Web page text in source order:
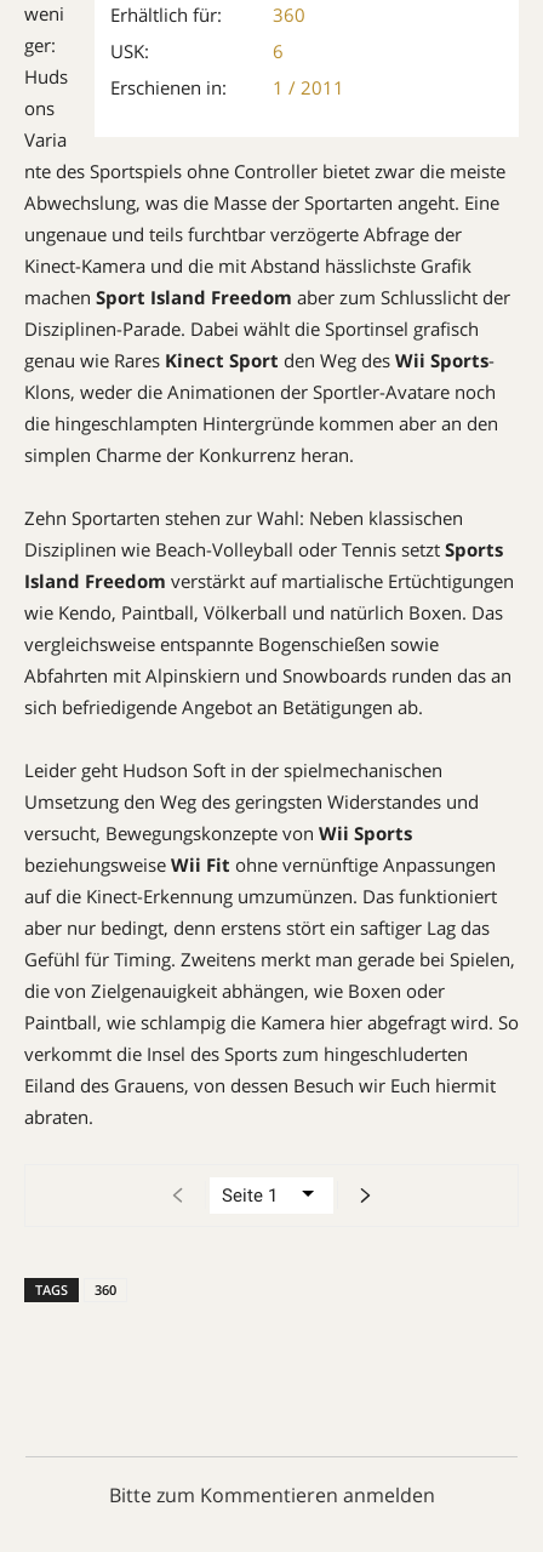
Erhältlich für:
360
USK:
6
Erschienen in:
1 / 2011
weni
ger:
Huds
ons
Varia
nte des Sportspiels ohne Controller bietet zwar die meiste
Abwechslung, was die Masse der Sportarten angeht. Eine
ungenaue und teils furchtbar verzögerte Abfrage der
Kinect-Kamera und die mit Abstand hässlichste Grafik
machen Sport Island Freedom aber zum Schlusslicht der
Disziplinen-Parade. Dabei wählt die Sportinsel grafisch
genau wie Rares Kinect Sport den Weg des Wii Sports-
Klons, weder die Animationen der Sportler-Avatare noch
die hingeschlampten Hintergründe kommen aber an den
simplen Charme der Konkurrenz heran.
Zehn Sportarten stehen zur Wahl: Neben klassischen
Disziplinen wie Beach-Volleyball oder Tennis setzt Sports
Island Freedom verstärkt auf martialische Ertüchtigungen
wie Kendo, Paintball, Völkerball und natürlich Boxen. Das
vergleichsweise entspannte Bogenschießen sowie
Abfahrten mit Alpinskiern und Snowboards runden das an
sich befriedigende Angebot an Betätigungen ab.
Leider geht Hudson Soft in der spielmechanischen
Umsetzung den Weg des geringsten Widerstandes und
versucht, Bewegungskonzepte von Wii Sports
beziehungsweise Wii Fit ohne vernünftige Anpassungen
auf die Kinect-Erkennung umzumünzen. Das funktioniert
aber nur bedingt, denn erstens stört ein saftiger Lag das
Gefühl für Timing. Zweitens merkt man gerade bei Spielen,
die von Zielgenauigkeit abhängen, wie Boxen oder
Paintball, wie schlampig die Kamera hier abgefragt wird. So
verkommt die Insel des Sports zum hingeschluderten
Eiland des Grauens, von dessen Besuch wir Euch hiermit
abraten.
TAGS 360
Bitte zum Kommentieren anmelden